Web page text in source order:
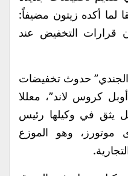
لما أكده زيتون مضيفاً:
قرارات التخفيض عند
حدوث تخفيضات
كروس لاند”، معللا
يثق في وكيلها رئيس
وهو الموزع